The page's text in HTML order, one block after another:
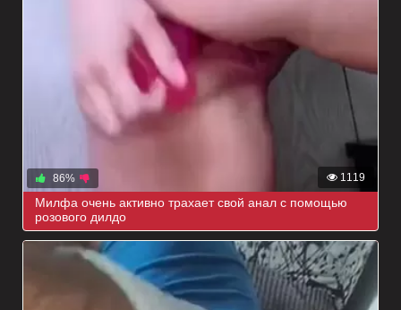
1119
86%
Милфа очень активно трахает свой анал с помощью
розового дилдо